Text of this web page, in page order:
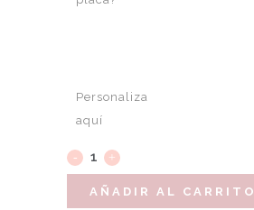
Personaliza
aquí
AÑADIR AL CARRITO